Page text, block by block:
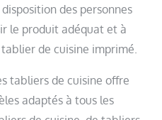
des personnes
le produit adéquat et à
de cuisine imprimé.
tabliers de cuisine offre
adaptés à tous les